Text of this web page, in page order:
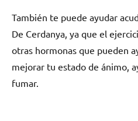
También te puede ayudar
De Cerdanya, ya quе el
otras hormonas quе pueden
mejorar tu estado dе ánimo,
fumar.